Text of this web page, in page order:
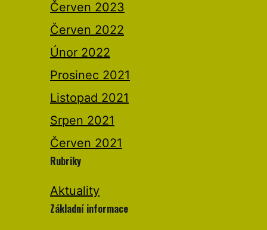
Červen 2023
Červen 2022
Únor 2022
Prosinec 2021
Listopad 2021
Srpen 2021
Červen 2021
Rubriky
Aktuality
Základní informace